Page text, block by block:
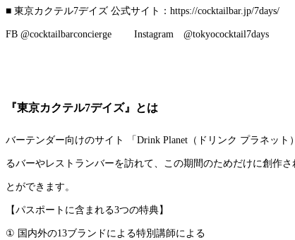
■ 東京カクテル7デイズ 公式サイト：https://cocktailbar.jp/7days/
FB @cocktailbarconcierge Instagram @tokyococktail7days
『東京カクテル7デイズ』とは
バーテンダー向けのサイト 「Drink Planet（ドリンク プラネッ
るバーやレストランバーを訪れて、この期間のためだけに創作
とができます。
【パスポートに含まれる3つの特典】
① 国内外の13ブランドによる特別講師による